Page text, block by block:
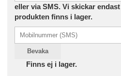
eller via SMS. Vi skickar
produkten finns i lager.
Bevaka
Finns ej i lager.